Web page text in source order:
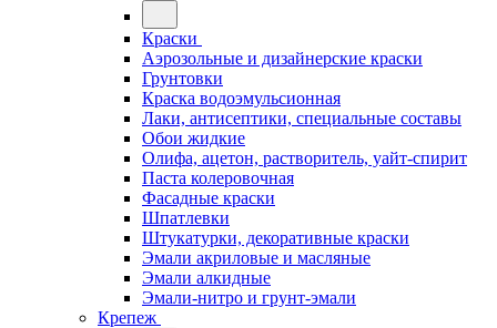
Краски
Аэрозольные и дизайнерские краски
Грунтовки
Краска водоэмульсионная
Лаки, антисептики, специальные составы
Обои жидкие
Олифа, ацетон, растворитель, уайт-спирит
Паста колеровочная
Фасадные краски
Шпатлевки
Штукатурки, декоративные краски
Эмали акриловые и масляные
Эмали алкидные
Эмали-нитро и грунт-эмали
Крепеж